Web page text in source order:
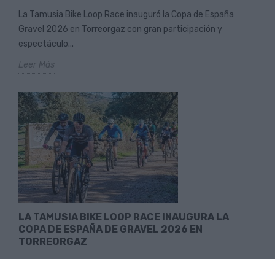
La Tamusia Bike Loop Race inauguró la Copa de España
Gravel 2026 en Torreorgaz con gran participación y
espectáculo...
Leer Más
LA TAMUSIA BIKE LOOP RACE INAUGURA LA
COPA DE ESPAÑA DE GRAVEL 2026 EN
TORREORGAZ